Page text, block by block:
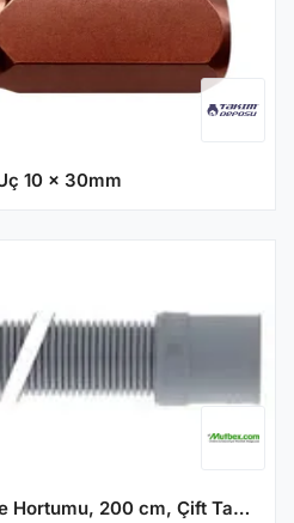
10 x 30mm
Öztiryakiler İnce Tahliye Hortumu, 200 cm, Çift Tarafı Adaptörlü, İnce